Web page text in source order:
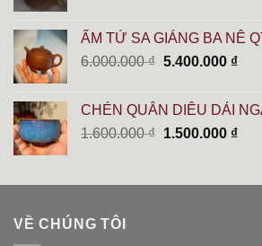
là:
10.000.000 ₫.
là:
ẤM TỬ SA GIÁNG BA NÊ
6.000.000₫ Giá
6.000.000 ₫.
5.400.000 ₫Giá
là:
CHÉN QUÂN DIÊU DẢI
1.600.000₫ Giá
1.600.000 ₫.
1.500.000 ₫Giá
là:
VỀ CHÚNG TÔI